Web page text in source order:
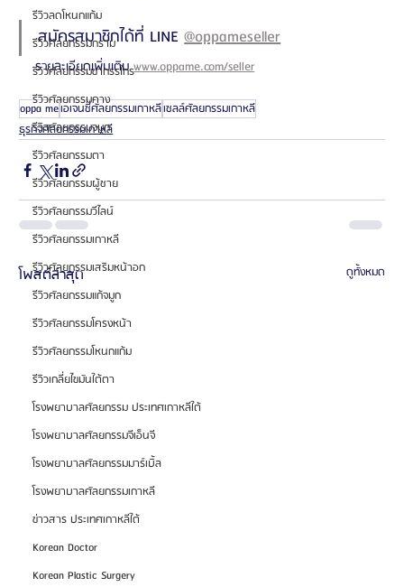
รีวิวลดโหนกแก้ม
รีวิวศัลยกรรมกราม
รีวิวศัลยกรรมขากรรไกร
รีวิวศัลยกรรมคาง
รีวิวศัลยกรรมจมูก
รีวิวศัลยกรรมตา
รีวิวศัลยกรรมผู้ชาย
รีวิวศัลยกรรมวีไลน์
รีวิวศัลยกรรมเกาหลี
รีวิวศัลยกรรมเสริมหน้าอก
รีวิวศัลยกรรมแก้จมูก
รีวิวศัลยกรรมโครงหน้า
รีวิวศัลยกรรมโหนกแก้ม
รีวิวเกลี่ยไขมันใต้ตา
โรงพยาบาลศัลยกรรม ประเทศเกาหลีใต้
โรงพยาบาลศัลยกรรมจีเอ็นจี
โรงพยาบาลศัลยกรรมมาร์เบิ้ล
โรงพยาบาลศัลยกรรมเกาหลี
ข่าวสาร ประเทศเกาหลีใต้
Korean Doctor
Korean Plastic Surgery
สมัครสมาชิกได้ที่ LINE @oppameseller
รายละเอียดเพิ่มเติม www.oppame.com/seller
oppa meเอเจนซี่ศัลยกรรมเกาหลีเซลล์ศัลยกรรมเกาหลี
ธุรกิจศัลยกรรมเกาหลี
โพสต์ล่าสุด ดูทั้งหมด